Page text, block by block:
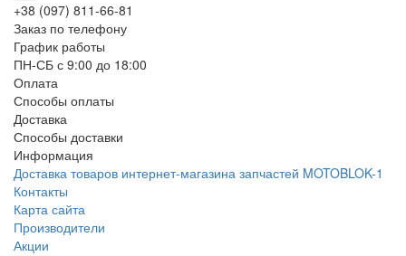
+38 (097) 811-66-81
Заказ по телефону
График работы
ПН-СБ с 9:00 до 18:00
Оплата
Способы оплаты
Доставка
Способы доставки
Информация
Доставка товаров интернет-магазина запчастей MOTOBLOK-1
Контакты
Карта сайта
Производители
Акции